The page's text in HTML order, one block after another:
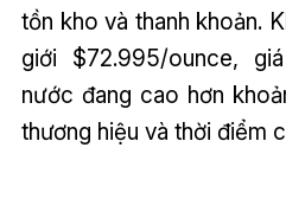
tồn kho và thanh khoản.
giới $72.995/ounce,
nước đang cao hơn
thương hiệu và thời điểm